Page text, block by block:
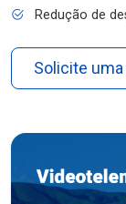
Redução de
Solicite